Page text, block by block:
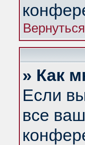
» Как
Если
все